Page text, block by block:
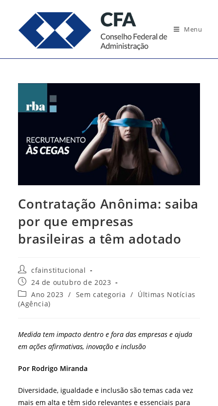
conteúdo
Menu
Contratação Anônima: saiba
por que empresas
brasileiras a têm adotado
Autor
do
post:
cfainstitucional
Post
publicado:
24 de outubro de 2023
Categoria
do
Ano 2023 / Sem categoria / Últimas Notícias
(Agência)
Medida tem impacto dentro e fora das empresas e ajuda
em ações afirmativas, inovação e inclusão
Por Rodrigo Miranda
Diversidade, igualdade e inclusão são temas cada vez
mais em alta e têm sido relevantes e essenciais para